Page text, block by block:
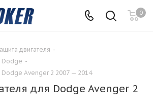
0
двигателя -
Dodge -
Dodge Avenger 2 2007 — 2014
для Dodge Avenger 2